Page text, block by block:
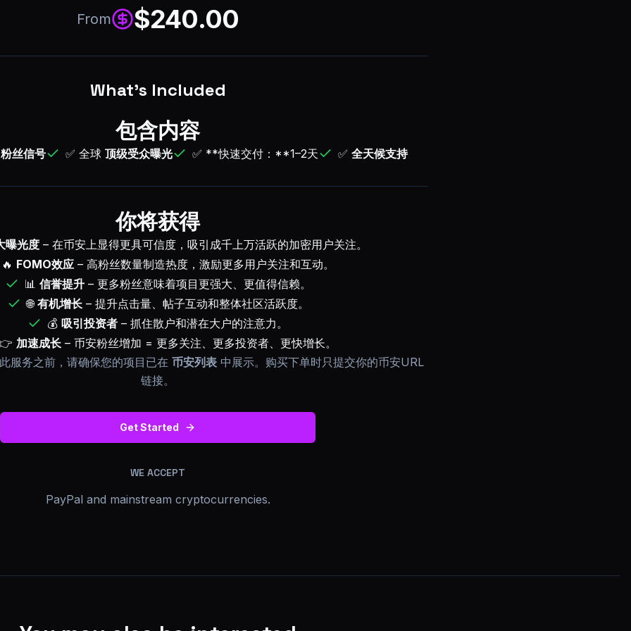
From $240.00
What's Included
包含内容
粉丝信号 ✅ 全球 顶级受众曝光 ✅ **快速交付：**1–2天 ✅ 全天候支持
你将获得
曝光度– 在币安上显得更具可信度，吸引成千上万活跃的加密用户关注。
🔥 FOMO效应– 高粉丝数量制造热度，激励更多用户关注和互动。
📊 信誉提升– 更多粉丝意味着项目更强大、更值得信赖。
🌐有机增长– 提升点击量、帖子互动和整体社区活跃度。
💰 吸引投资者 – 抓住散户和潜在大户的注意力。
加速成长 – 币安粉丝增加 = 更多关注、更多投资者、更快增长。
服务之前，请确保您的项目已在 币安列表 中展示。购买下单时只提交你的币安URL
链接。
Get Started
WE ACCEPT
PayPal and mainstream cryptocurrencies.